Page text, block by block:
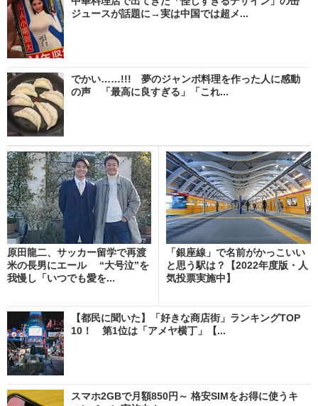
ジュースが話題に→実は中国では超メ...
でかい……!!! 夢のジャンボ料理を作った人に感動
の声 「最高に良すぎる」「これ...
原田龍二、サッカー留学で再渡
米の長男にエール “大号泣”を
我慢し「いつでも愛を...
「銀座線」で名前がかっこいい
と思う駅は？【2022年度版・人
気投票実施中】
【都民に聞いた】「好きな商店街」ランキングTOP
10！ 第1位は「アメヤ横丁」【...
スマホ2GBで月額850円～ 格安SIMをお得に使うキ